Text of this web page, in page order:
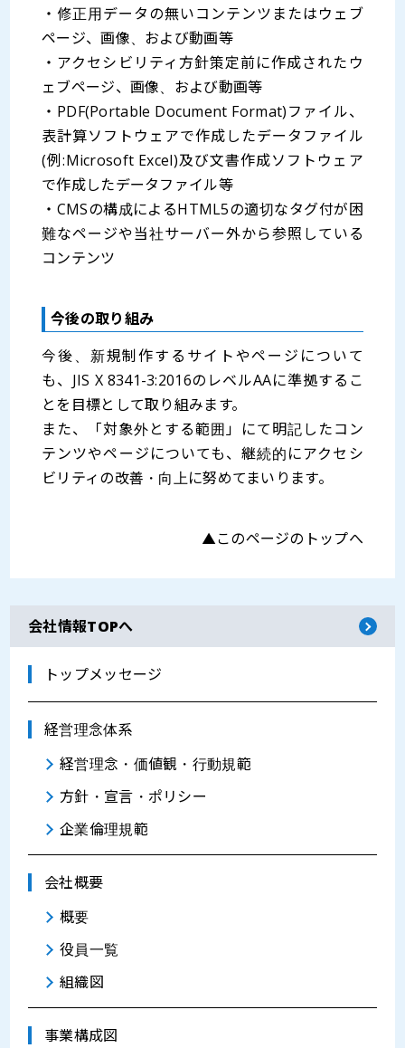
・修正用データの無いコンテンツまたはウェブ
ページ、画像、および動画等
・アクセシビリティ方針策定前に作成されたウ
ェブページ、画像、および動画等
・PDF(Portable Document Format)ファイル、
表計算ソフトウェアで作成したデータファイル
(例:Microsoft Excel)及び文書作成ソフトウェア
で作成したデータファイル等
・CMSの構成によるHTML5の適切なタグ付が困
難なページや当社サーバー外から参照している
コンテンツ
今後の取り組み
今後、新規制作するサイトやページについて
も、JIS X 8341-3:2016のレベルAAに準拠するこ
とを目標として取り組みます。
また、「対象外とする範囲」にて明記したコン
テンツやページについても、継続的にアクセシ
ビリティの改善・向上に努めてまいります。
▲このページのトップへ
会社情報TOPへ
トップメッセージ
経営理念体系
経営理念・価値観・行動規範
方針・宣言・ポリシー
企業倫理規範
会社概要
概要
役員一覧
組織図
事業構成図